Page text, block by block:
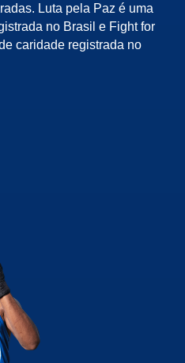
Luta pela Paz é uma
no Brasil e Fight for
caridade registrada no